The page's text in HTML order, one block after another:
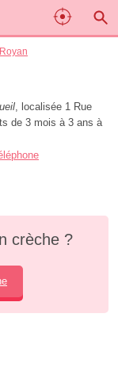
Royan
, localisée 1 Rue
de 3 mois à 3 ans à
crèche ?